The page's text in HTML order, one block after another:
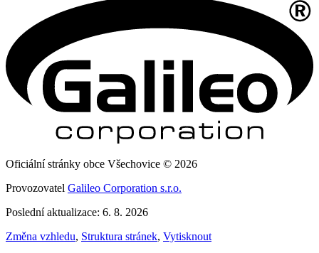
Oficiální stránky obce Všechovice © 2026
Provozovatel Galileo Corporation s.r.o.
Poslední aktualizace: 6. 8. 2026
Změna vzhledu, Struktura stránek, Vytisknout